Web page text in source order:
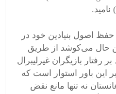
حفظ اصول بنیادین خود در
حال می‌کوشد از طریق
رفتار بازیگران غیرلیبرال
بر این باور استوار است که
نه تنها مانع نقض